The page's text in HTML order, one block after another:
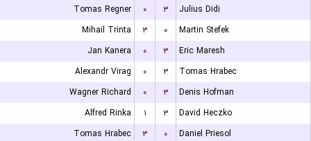
Tomas Regner
۰ ۳
Julius Didi
Mihail Trinta
۳ ۰
Martin Stefek
Jan Kanera
۰ ۳
Eric Maresh
Alexandr Virag
۰ ۳
Tomas Hrabec
Wagner Richard
۰ ۳
Denis Hofman
Alfred Rinka
۱ ۳
David Heczko
Tomas Hrabec
۳ ۰
Daniel Priesol